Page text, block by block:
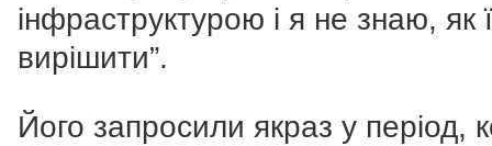
інфраструктурою і я не знаю, як
вирішити”.
Його запросили якраз у період,